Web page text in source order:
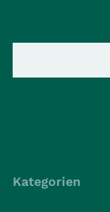
Kategorien